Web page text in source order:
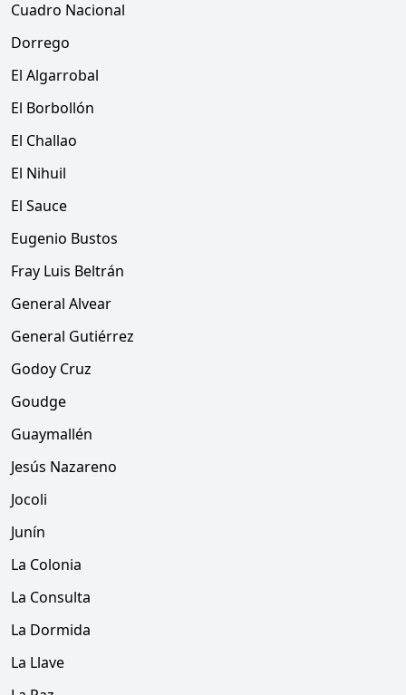
Cuadro Nacional
Dorrego
El Algarrobal
El Borbollón
El Challao
El Nihuil
El Sauce
Eugenio Bustos
Fray Luis Beltrán
General Alvear
General Gutiérrez
Godoy Cruz
Goudge
Guaymallén
Jesús Nazareno
Jocoli
Junín
La Colonia
La Consulta
La Dormida
La Llave